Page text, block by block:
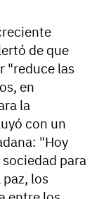
de que
"reduce las
en
la
con un
"Hoy
para
los